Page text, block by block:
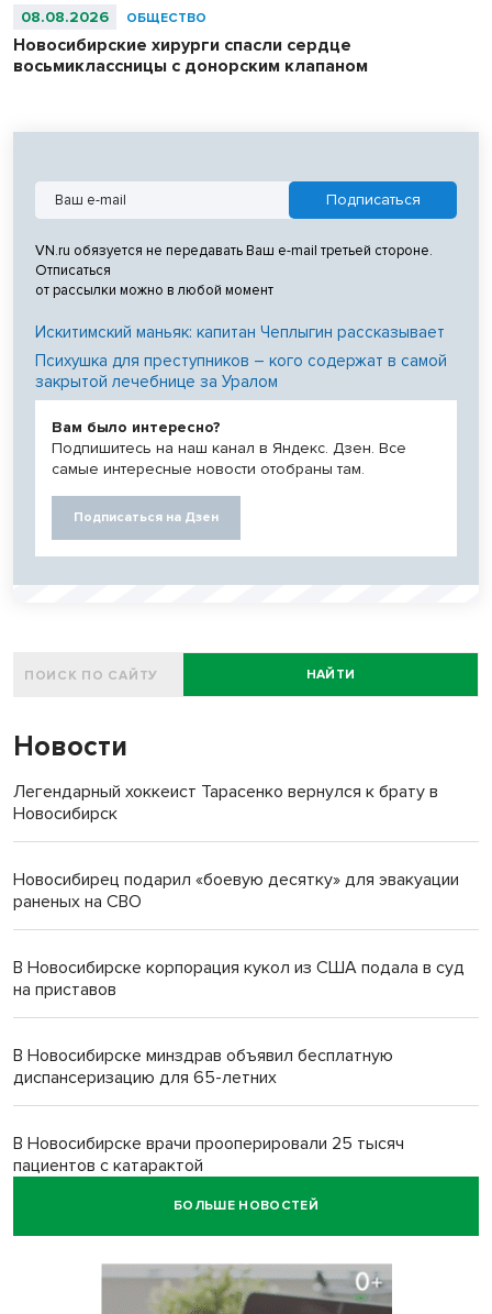
08.08.2026 ОБЩЕСТВО
Новосибирские хирурги спасли сердце
восьмиклассницы с донорским клапаном
VN.ru обязуется не передавать Ваш e-mail третьей стороне.
Отписаться
от рассылки можно в любой момент
Искитимский маньяк: капитан Чеплыгин рассказывает
Психушка для преступников – кого содержат в самой
закрытой лечебнице за Уралом
Вам было интересно?
Подпишитесь на наш канал в Яндекс. Дзен. Все
самые интересные новости отобраны там.
Подписаться на Дзен
НАЙТИ
Новости
Легендарный хоккеист Тарасенко вернулся к брату в
Новосибирск
Новосибирец подарил «боевую десятку» для эвакуации
раненых на СВО
В Новосибирске корпорация кукол из США подала в суд
на приставов
В Новосибирске минздрав объявил бесплатную
диспансеризацию для 65-летних
В Новосибирске врачи прооперировали 25 тысяч
пациентов с катарактой
БОЛЬШЕ НОВОСТЕЙ